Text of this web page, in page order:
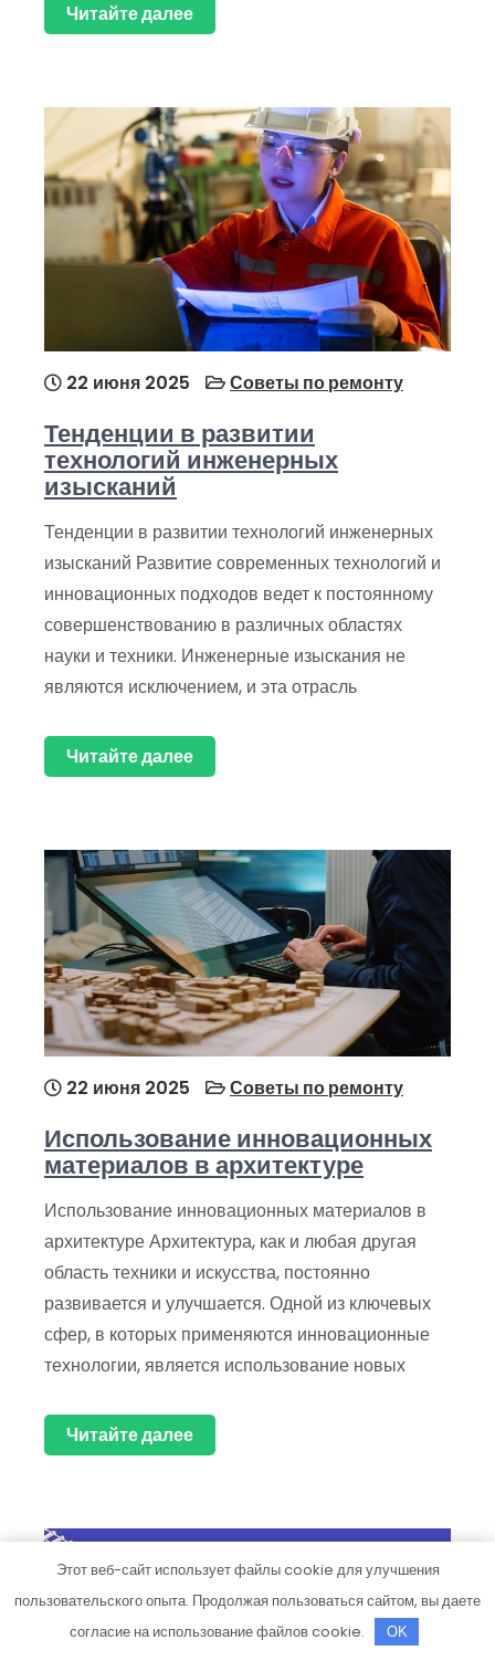
Читайте далее
22 июня 2025 Советы по ремонту
Тенденции в развитии
технологий инженерных
изысканий
Тенденции в развитии технологий инженерных
изысканий Развитие современных технологий и
инновационных подходов ведет к постоянному
совершенствованию в различных областях
науки и техники. Инженерные изыскания не
являются исключением, и эта отрасль
Читайте далее
22 июня 2025 Советы по ремонту
Использование инновационных
материалов в архитектуре
Использование инновационных материалов в
архитектуре Архитектура, как и любая другая
область техники и искусства, постоянно
развивается и улучшается. Одной из ключевых
сфер, в которых применяются инновационные
технологии, является использование новых
Читайте далее
Этот веб-сайт использует файлы cookie для улучшения
пользовательского опыта. Продолжая пользоваться сайтом, вы даете
согласие на использование файлов cookie.
OK